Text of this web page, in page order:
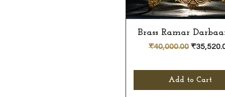
Quick View
Brass Ramar
Regular Price
₹40,000.00 Sale
Add to Cart